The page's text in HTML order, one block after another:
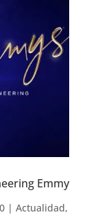
Emmy
| Actualidad,